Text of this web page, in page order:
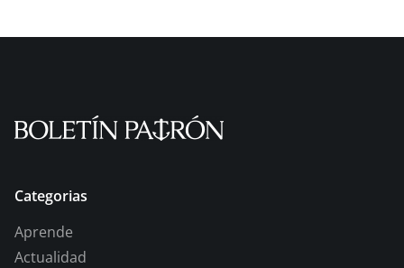
Categorias
Aprende
Actualidad